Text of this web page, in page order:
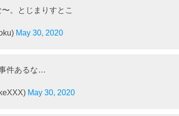
。とじまりすとこ
May 30, 2020
件あるな…
May 30, 2020